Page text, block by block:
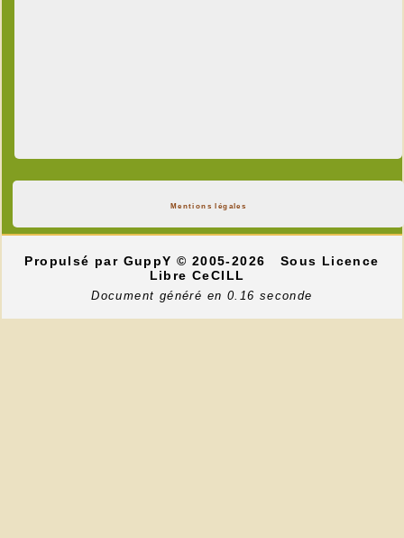
Mentions légales
Propulsé par GuppY© 2005-2026
Sous Licence
Libre CeCILL
Document généré en 0.16 seconde